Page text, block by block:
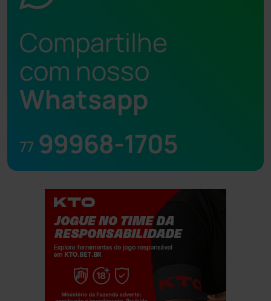
Compartilhe
com nosso
Whatsapp
77 99968-1705